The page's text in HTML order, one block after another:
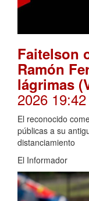
Faitelson
Ramón
lágrimas
2026 19:42
El reconocido
públicas a su
distanciamiento
El Informador